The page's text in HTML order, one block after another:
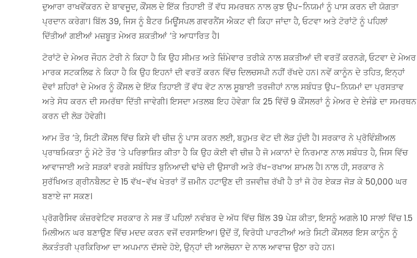
ਦੁਆਰਾ ਰਾਖਵੇਂਕਰਨ ਦੇ ਬਾਵਜੂਦ, ਕੌਂਸਲ ਦੇ ਇੱਕ ਤਿਹਾਈ ਤੋਂ ਵੱਧ ਸਮਰਥਨ ਨਾਲ ਕੁਝ ਉਪ-ਨਿਯਮਾਂ ਨੂੰ ਪਾਸ ਕਰਨ ਦੀ ਯੋਗਤਾ
ਪ੍ਰਦਾਨ ਕਰੇਗਾ। ਬਿੱਲ 39, ਜਿਸ ਨੂੰ ਬੈਟਰ ਮਿਊਂਸਪਲ ਗਵਰਨੈਂਸ ਐਕਟ ਵੀ ਕਿਹਾ ਜਾਂਦਾ ਹੈ, ਓਟਵਾ ਅਤੇ ਟੋਰਾਂਟੋ ਨੂੰ ਪਹਿਲਾਂ
ਦਿੱਤੀਆਂ ਗਈਆਂ ਮਜ਼ਬੂਤ ​​ਮੇਅਰ ਸ਼ਕਤੀਆਂ ‘ਤੇ ਆਧਾਰਿਤ ਹੈ।
ਟੋਰਾਂਟੋ ਦੇ ਮੇਅਰ ਜੌਹਨ ਟੋਰੀ ਨੇ ਕਿਹਾ ਹੈ ਕਿ ਉਹ ਸੀਮਤ ਅਤੇ ਜ਼ਿੰਮੇਵਾਰ ਤਰੀਕੇ ਨਾਲ ਸ਼ਕਤੀਆਂ ਦੀ ਵਰਤੋਂ ਕਰਨਗੇ, ਓਟਵਾ ਦੇ ਮੇਅਰ
ਮਾਰਕ ਸਟਕਲਿਫ ਨੇ ਕਿਹਾ ਹੈ ਕਿ ਉਹ ਇਹਨਾਂ ਦੀ ਵਰਤੋਂ ਕਰਨ ਵਿੱਚ ਦਿਲਚਸਪੀ ਨਹੀਂ ਰੱਖਦੇ ਹਨ। ਨਵੇਂ ਕਾਨੂੰਨ ਦੇ ਤਹਿਤ, ਇਨ੍ਹਾਂ
ਦੋਵਾਂ ਸ਼ਹਿਰਾਂ ਦੇ ਮੇਅਰ ਨੂੰ ਕੌਂਸਲ ਦੇ ਇੱਕ ਤਿਹਾਈ ਤੋਂ ਵੱਧ ਵੋਟ ਨਾਲ ਸੂਬਾਈ ਤਰਜੀਹਾਂ ਨਾਲ ਸਬੰਧਤ ਉਪ-ਨਿਯਮਾਂ ਦਾ ਪ੍ਰਸਤਾਵ
ਅਤੇ ਸੋਧ ਕਰਨ ਦੀ ਸਮਰੱਥਾ ਦਿੱਤੀ ਜਾਵੇਗੀ। ਇਸਦਾ ਮਤਲਬ ਇਹ ਹੋਵੇਗਾ ਕਿ 25 ਵਿੱਚੋਂ 9 ਕੌਂਸਲਰਾਂ ਨੂੰ ਮੇਅਰ ਦੇ ਏਜੰਡੇ ਦਾ ਸਮਰਥਨ
ਕਰਨ ਦੀ ਲੋੜ ਹੋਵੇਗੀ।
ਆਮ ਤੌਰ ‘ਤੇ, ਸਿਟੀ ਕੌਂਸਲ ਵਿੱਚ ਕਿਸੇ ਵੀ ਚੀਜ਼ ਨੂੰ ਪਾਸ ਕਰਨ ਲਈ, ਬਹੁਮਤ ਵੋਟ ਦੀ ਲੋੜ ਹੁੰਦੀ ਹੈ। ਸਰਕਾਰ ਨੇ ਪ੍ਰੋਵਿੰਸ਼ੀਅਲ
ਪ੍ਰਾਥਮਿਕਤਾ ਨੂੰ ਮੋਟੇ ਤੌਰ ‘ਤੇ ਪਰਿਭਾਸ਼ਿਤ ਕੀਤਾ ਹੈ ਕਿ ਉਹ ਕੋਈ ਵੀ ਚੀਜ਼ ਹੈ ਜੋ ਮਕਾਨਾਂ ਦੇ ਨਿਰਮਾਣ ਨਾਲ ਸਬੰਧਤ ਹੈ, ਜਿਸ ਵਿੱਚ
ਆਵਾਜਾਈ ਅਤੇ ਸੜਕਾਂ ਵਰਗੇ ਸਬੰਧਿਤ ਬੁਨਿਆਦੀ ਢਾਂਚੇ ਦੀ ਉਸਾਰੀ ਅਤੇ ਰੱਖ-ਰਖਾਅ ਸ਼ਾਮਲ ਹੈ। ਨਾਲ ਹੀ, ਸਰਕਾਰ ਨੇ
ਸੁਰੱਖਿਅਤ ਗ੍ਰੀਨਬੈਲਟ ਦੇ 15 ਵੱਖ-ਵੱਖ ਖੇਤਰਾਂ ਤੋਂ ਜ਼ਮੀਨ ਹਟਾਉਣ ਦੀ ਤਜਵੀਜ਼ ਰੱਖੀ ਹੈ ਤਾਂ ਜੋ ਹੋਰ ਏਕੜ ਜੋੜ ਕੇ 50,000 ਘਰ
ਬਣਾਏ ਜਾ ਸਕਣ।
ਪ੍ਰੋਗਰੈਸਿਵ ਕੰਜ਼ਰਵੇਟਿਵ ਸਰਕਾਰ ਨੇ ਸਭ ਤੋਂ ਪਹਿਲਾਂ ਨਵੰਬਰ ਦੇ ਅੱਧ ਵਿੱਚ ਬਿੱਲ 39 ਪੇਸ਼ ਕੀਤਾ, ਇਸਨੂੰ ਅਗਲੇ 10 ਸਾਲਾਂ ਵਿੱਚ 1.5
ਮਿਲੀਅਨ ਘਰ ਬਣਾਉਣ ਵਿੱਚ ਮਦਦ ਕਰਨ ਵਜੋਂ ਦਰਸਾਇਆ। ਉਦੋਂ ਤੋਂ, ਵਿਰੋਧੀ ਪਾਰਟੀਆਂ ਅਤੇ ਸਿਟੀ ਕੌਂਸਲਰ ਇਸ ਕਾਨੂੰਨ ਨੂੰ
ਲੋਕਤੰਤਰੀ ਪ੍ਰਕਿਰਿਆ ਦਾ ਅਪਮਾਨ ਦੱਸਦੇ ਹੋਏ, ਉਨ੍ਹਾਂ ਦੀ ਆਲੋਚਨਾ ਦੇ ਨਾਲ ਆਵਾਜ਼ ਉਠਾ ਰਹੇ ਹਨ।